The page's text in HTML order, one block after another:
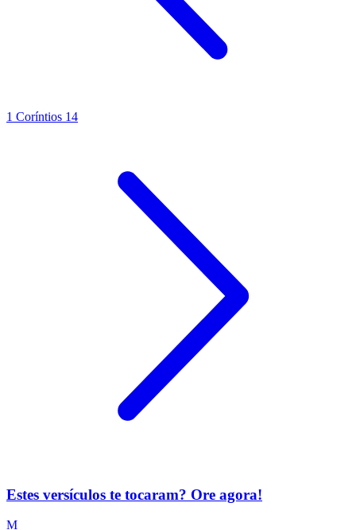
1 Coríntios 14
Estes versículos te tocaram? Ore agora!
M